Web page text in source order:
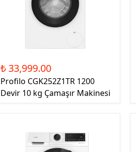
₺ 33,999.00
Profilo CGK252Z1TR 1200
Devir 10 kg Çamaşır Makinesi